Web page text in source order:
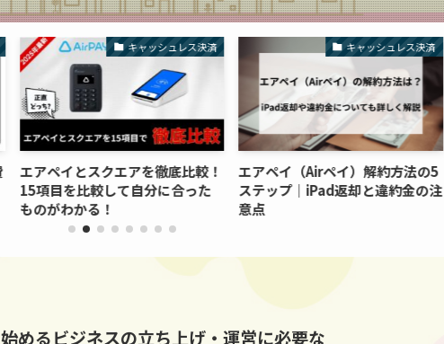
キャッシュレス決済
エアペイとスクエアを徹底比較！
15項目を比較して自分に合った
ものがわかる！
キャッシュレス決済
エアペイ（Airペイ）解約方法の5
ステップ｜iPad返却と違約金の注
意点
めるビジネスの立ち上げ・運営に必要な